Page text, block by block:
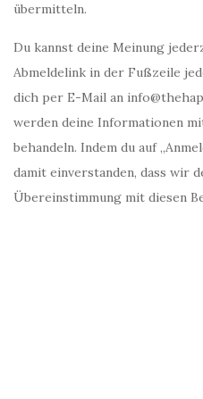
übermitteln.
Du kannst deine Meinung
Abmeldelink in der Fußzeile
dich per E-Mail an
werden deine Informationen
behandeln. Indem du auf
damit einverstanden, dass wir
Übereinstimmung mit diesen